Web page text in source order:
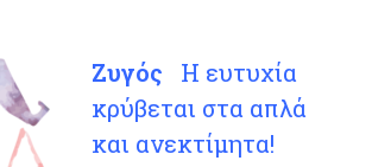
Ζυγός Η ευτυχία
κρύβεται στα απλά
και ανεκτίμητα!